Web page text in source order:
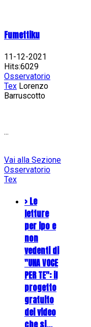
Fumettiku
11-12-2021
Hits:6029
Osservatorio
Tex Lorenzo
Barruscotto
...
Vai alla Sezione
Osservatorio
Tex
> Le
letture
per ipo e
non
vedenti di
"UNA VOCE
PER TE": il
progetto
gratuito
dei video